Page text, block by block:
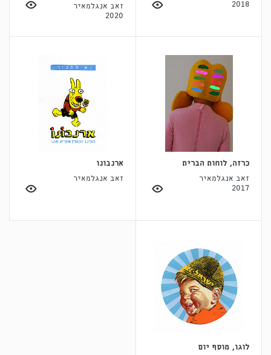
2018
זאב אנגלמאיר
2020
כרזה, לוחות הברית
זאב אנגלמאיר
2017
ארנבונו
זאב אנגלמאיר
לוגו, מוסף יום